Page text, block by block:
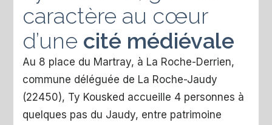
caractère au cœur
d’une cité médiévale
Au 8 place du Martray, à La Roche-Derrien,
commune déléguée de La Roche-Jaudy
(22450), Ty Kousked accueille 4 personnes à
quelques pas du Jaudy, entre patrimoine